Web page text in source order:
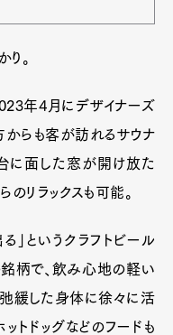
。
年4月にデザイナーズ
からも客が訪れるサウナ
に面した窓が開け放た
リラックスも可能。
」というクラフトビール
柄で、飲み心地の軽い
弛緩した身体に徐々に活
トドッグなどのフードも